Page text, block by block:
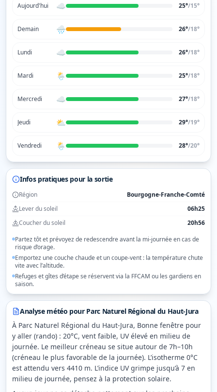
Aujourd'hui ☁️ 25°/15°
Demain 🌧️ 26°/18°
Lundi ☁️ 26°/18°
Mardi 🌦️ 25°/18°
Mercredi ☁️ 27°/18°
Jeudi ⛅ 29°/19°
Vendredi 🌦️ 28°/20°
Infos pratiques pour la sortie
Région
Bourgogne-Franche-Comté
Lever du soleil
06h25
Coucher du soleil
20h56
Partez tôt et prévoyez de redescendre avant la mi-journée en cas de
risque d’orage.
Emportez une couche chaude et un coupe-vent : la température chute
vite avec l’altitude.
Refuges et gîtes d’étape se réservent via la FFCAM ou les gardiens en
saison.
Analyse météo pour Parc Naturel Régional du Haut-Jura
À Parc Naturel Régional du Haut-Jura, Bonne fenêtre pour
y aller (rando) : 20°C, vent faible, UV élevé en milieu de
journée. Le meilleur créneau se situe autour de 7h–10h
(créneau le plus favorable de la journée). L’isotherme 0°C
est attendu vers 4410 m. L’indice UV grimpe jusqu’à 7 en
milieu de journée, pensez à la protection solaire.